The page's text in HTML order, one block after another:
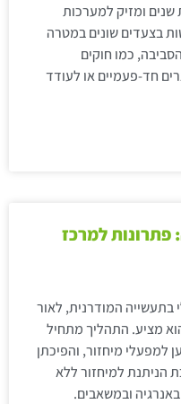
ומזיק למערכות
בצעדים שונים במטרה
כמו חוקים
חד-פעמיים או לעודד
פתרונות למרכז
בתעשייה המודרנית, לאור
מציע. התהליך מתחיל
למפעלי מיחזור, והפיכתן
הניתנת למיחזור ללא
ובמשאבים.